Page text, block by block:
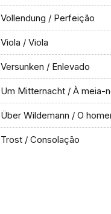
Vollendung / Perfeição
Viola / Viola
Versunken / Enlevado
Um Mitternacht / À meia-
Über Wildemann / O
Trost / Consolação